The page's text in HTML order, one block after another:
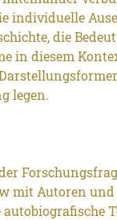
individuelle
die
in diesem
legen.
mit Autoren